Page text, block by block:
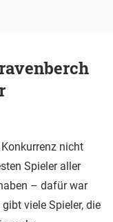
nicht
Spieler aller
– dafür war
viele Spieler, die